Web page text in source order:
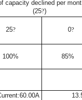
capacity declined per
(25?)
25? 0?
100% 85%